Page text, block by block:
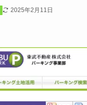
2025年2月11日